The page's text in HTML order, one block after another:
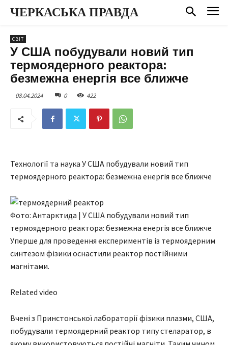
ЧЕРКАСЬКА ПРАВДА
СВІТ
У США побудували новий тип
термоядерного реактора:
безмежна енергія все ближче
08.04.2024 0 422
Технології та наука У США побудували новий тип
термоядерного реактора: безмежна енергія все ближче
Фото: Антарктида | У США побудували новий тип
термоядерного реактора: безмежна енергія все ближче
Уперше для проведення експериментів із термоядерним
синтезом фізики оснастили реактор постійними
магнітами.
Related video
Вчені з Принстонської лабораторії фізики плазми, США,
побудували термоядерний реактор типу стеларатор, в